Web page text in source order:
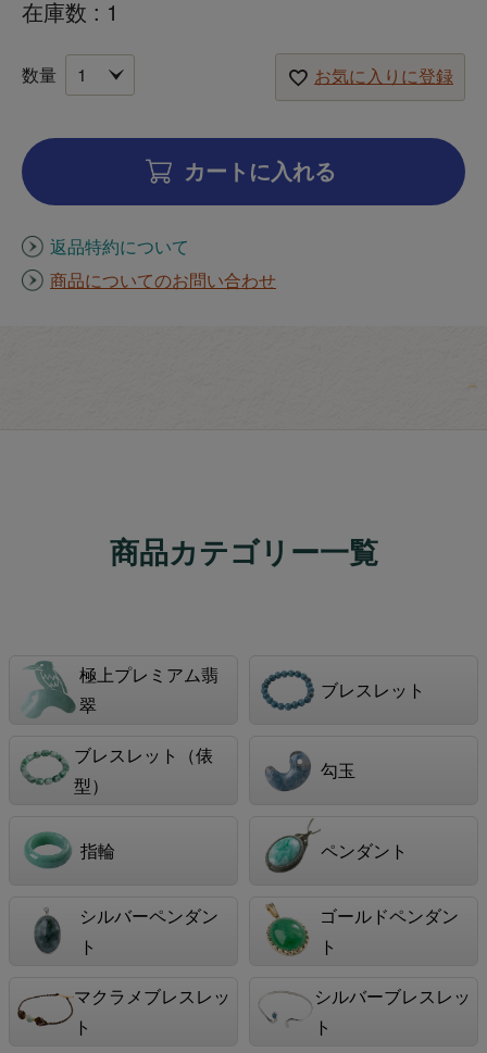
在庫数 1
お気に入りに登録
カートに入れる
返品特約について
商品についてのお問い合わせ
商品カテゴリー一覧
極上プレミアム翡
翠
ブレスレット
ブレスレット（俵
型）
勾玉
指輪 ペンダント
シルバーペンダン
ト
ゴールドペンダン
ト
マクラメブレスレッ
ト
シルバーブレスレッ
ト